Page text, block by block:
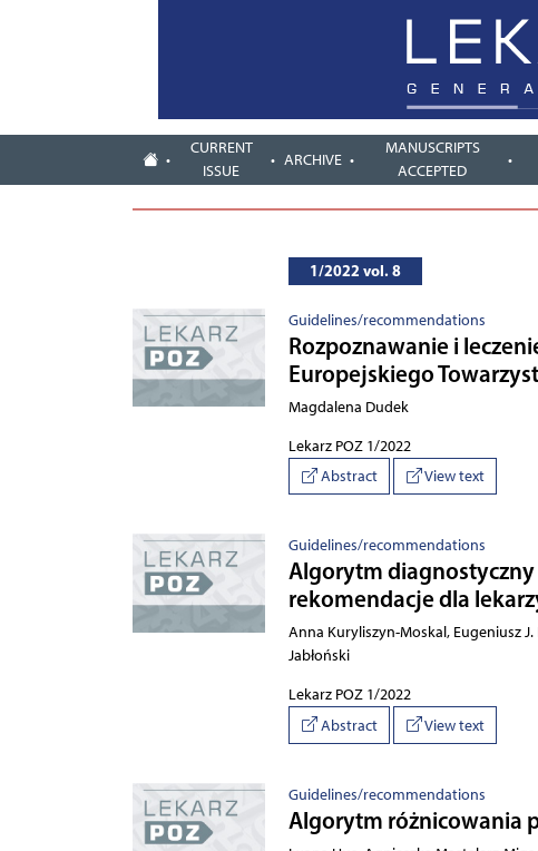
CURRENT
ISSUE
ARCHIVE
MANUSCRIPTS
ACCEPTED
1/2022 vol. 8
Guidelines/recommendations
Rozpoznawanie i
Europejskiego
Magdalena Dudek
Lekarz POZ 1/2022
Abstract
View text
Guidelines/recommendations
Algorytm
rekomendacje dla
Anna Kuryliszyn-Moskal, Eugeniusz
Jabłoński
Lekarz POZ 1/2022
Abstract
View text
Guidelines/recommendations
Algorytm różnicowania